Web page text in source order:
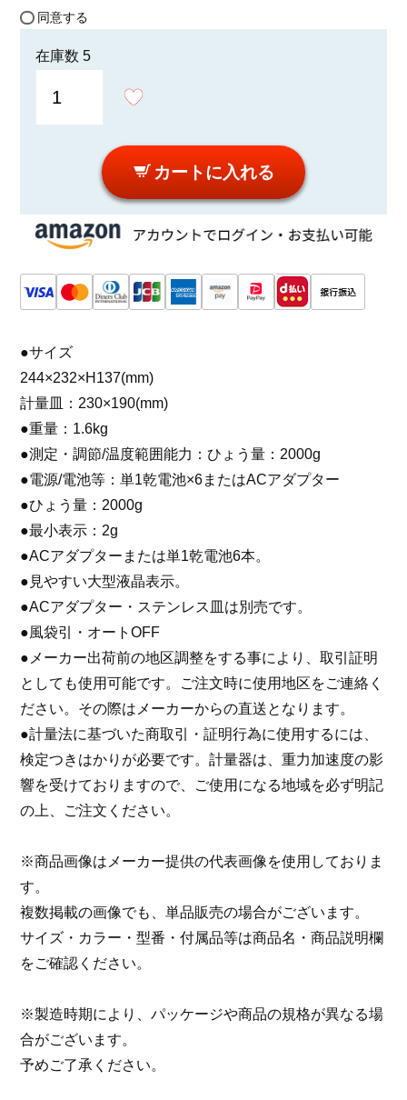
同意する
在庫数 5
カートに入れる
●サイズ
244×232×H137(mm)
計量皿：230×190(mm)
●重量：1.6kg
●測定・調節/温度範囲能力：ひょう量：2000g
●電源/電池等：単1乾電池×6またはACアダプター
●ひょう量：2000g
●最小表示：2g
●ACアダプターまたは単1乾電池6本。
●見やすい大型液晶表示。
●ACアダプター・ステンレス皿は別売です。
●風袋引・オートOFF
●メーカー出荷前の地区調整をする事により、取引証明
としても使用可能です。ご注文時に使用地区をご連絡く
ださい。その際はメーカーからの直送となります。
●計量法に基づいた商取引・証明行為に使用するには、
検定つきはかりが必要です。計量器は、重力加速度の影
響を受けておりますので、ご使用になる地域を必ず明記
の上、ご注文ください。
※商品画像はメーカー提供の代表画像を使用しておりま
す。
複数掲載の画像でも、単品販売の場合がございます。
サイズ・カラー・型番・付属品等は商品名・商品説明欄
をご確認ください。
※製造時期により、パッケージや商品の規格が異なる場
合がございます。
予めご了承ください。